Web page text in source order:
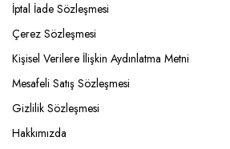
İptal İade Sözleşmesi
Çerez Sözleşmesi
Kişisel Verilere İlişkin Aydınlatma Metni
Mesafeli Satış Sözleşmesi
Gizlilik Sözleşmesi
Hakkımızda